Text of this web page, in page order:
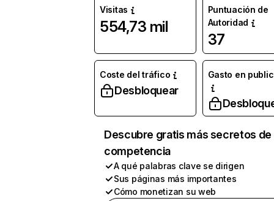
Visitas
554,73 mil
Puntuación de
Autoridad
37
Coste del tráfico
Desbloquear
Gasto en
Descubre gratis más secretos de
competencia
A qué palabras clave se dirigen
Sus páginas más importantes
Cómo monetizan su web